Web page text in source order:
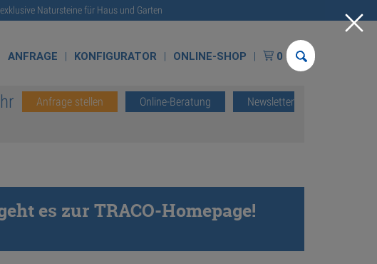
Natursteine für Haus und Garten
ANFRAGE KONFIGURATOR ONLINE-SHOP 0
Anfrage stellen Online-Beratung
Newsletter
es zur TRACO-Homepage!